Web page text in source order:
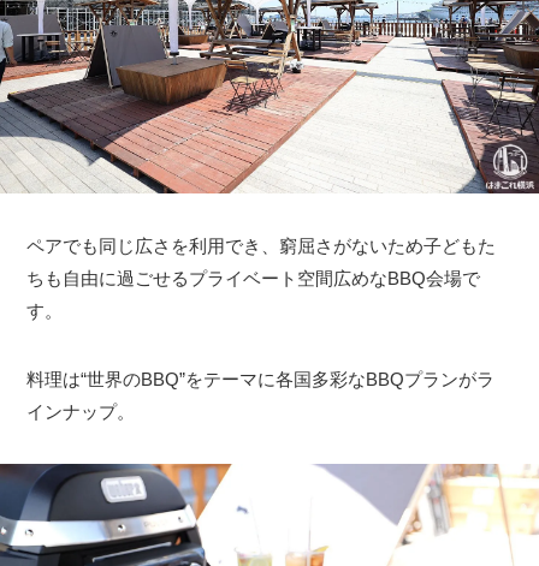
ペアでも同じ広さを利用でき、窮屈さがないため子どもた
ちも自由に過ごせるプライベート空間広めなBBQ会場で
す。
料理は“世界のBBQ”をテーマに各国多彩なBBQプランがラ
インナップ。